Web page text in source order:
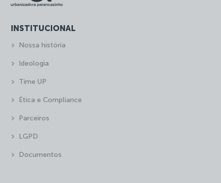
INSTITUCIONAL
Nossa história
Ideologia
Time UP
Ética e Compliance
Parceiros
LGPD
Documentos